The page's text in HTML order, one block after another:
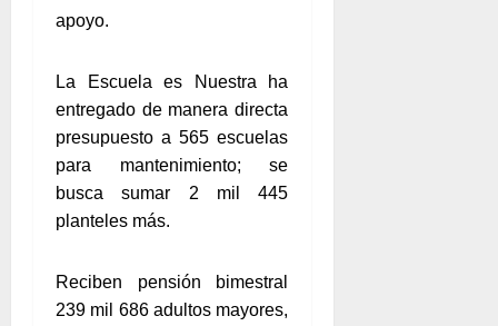
apoyo.
La Escuela es Nuestra ha
entregado de manera directa
presupuesto a 565 escuelas
para mantenimiento; se
busca sumar 2 mil 445
planteles más.
Reciben pensión bimestral
239 mil 686 adultos mayores,